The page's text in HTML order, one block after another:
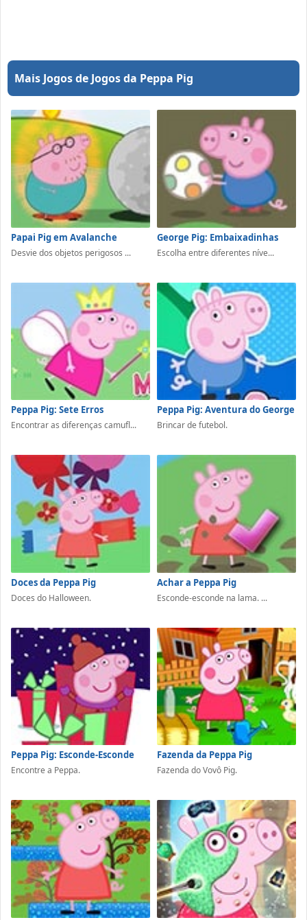
Mais Jogos de Jogos da Peppa Pig
Papai Pig em Avalanche
Desvie dos objetos perigosos ...
George Pig: Embaixadinhas
Escolha entre diferentes níve...
Peppa Pig: Sete Erros
Encontrar as diferenças camufl...
Peppa Pig: Aventura do George
Brincar de futebol.
Doces da Peppa Pig
Doces do Halloween.
Achar a Peppa Pig
Esconde-esconde na lama. ...
Peppa Pig: Esconde-Esconde
Encontre a Peppa.
Fazenda da Peppa Pig
Fazenda do Vovô Pig.